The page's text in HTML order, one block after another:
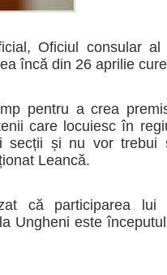
Oficiul consular al
încă din 26 aprilie
pentru a crea
care locuiesc în
secții și nu vor trebui
Leancă.
că participarea lui
Ungheni este